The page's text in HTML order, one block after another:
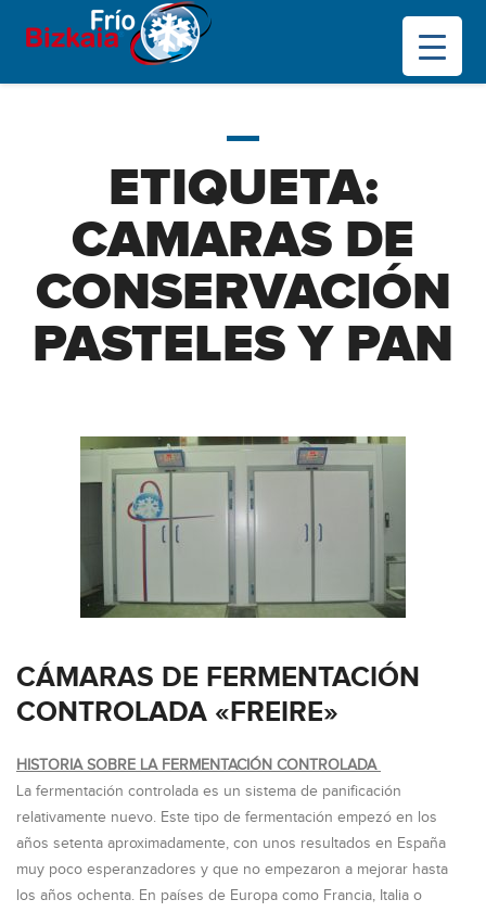
ETIQUETA:
CAMARAS DE
CONSERVACIÓN
PASTELES Y PAN
CÁMARAS DE FERMENTACIÓN
CONTROLADA «FREIRE»
HISTORIA SOBRE LA FERMENTACIÓN CONTROLADA
La fermentación controlada es un sistema de panificación
relativamente nuevo. Este tipo de fermentación empezó en los
años setenta aproximadamente, con unos resultados en España
muy poco esperanzadores y que no empezaron a mejorar hasta
los años ochenta. En países de Europa como Francia, Italia o